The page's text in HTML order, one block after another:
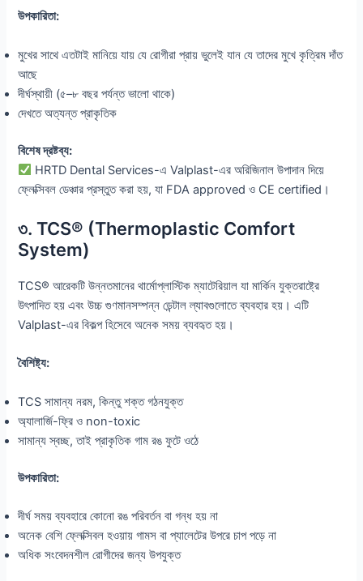
উপকারিতা:
মুখের সাথে এতটাই মানিয়ে যায় যে রোগীরা প্রায় ভুলেই যান যে তাদের মুখে কৃত্রিম দাঁত
আছে
দীর্ঘস্থায়ী (৫–৮ বছর পর্যন্ত ভালো থাকে)
দেখতে অত্যন্ত প্রাকৃতিক
বিশেষ দ্রষ্টব্য:
HRTD Dental Services-এ Valplast-এর অরিজিনাল উপাদান দিয়ে
ফ্লেক্সিবল ডেঞ্চার প্রস্তুত করা হয়, যা FDA approved ও CE certified।
৩. TCS® (Thermoplastic Comfort
System)
TCS® আরেকটি উন্নতমানের থার্মোপ্লাস্টিক ম্যাটেরিয়াল যা মার্কিন যুক্তরাষ্ট্রে
উৎপাদিত হয় এবং উচ্চ গুণমানসম্পন্ন ডেন্টাল ল্যাবগুলোতে ব্যবহার হয়। এটি
Valplast-এর বিকল্প হিসেবে অনেক সময় ব্যবহৃত হয়।
বৈশিষ্ট্য:
TCS সামান্য নরম, কিন্তু শক্ত গঠনযুক্ত
অ্যালার্জি-ফ্রি ও non-toxic
সামান্য স্বচ্ছ, তাই প্রাকৃতিক গাম রঙ ফুটে ওঠে
উপকারিতা:
দীর্ঘ সময় ব্যবহারে কোনো রঙ পরিবর্তন বা গন্ধ হয় না
অনেক বেশি ফ্লেক্সিবল হওয়ায় গামস বা প্যালেটের উপরে চাপ পড়ে না
অধিক সংবেদনশীল রোগীদের জন্য উপযুক্ত